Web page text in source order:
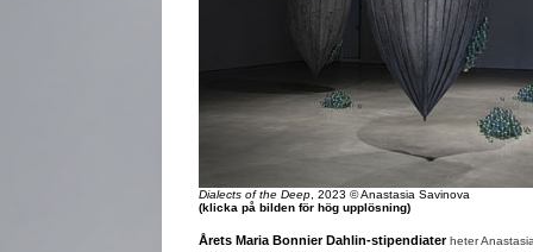
Dialects of the Deep, 2023 © Anastasia Savinova
(klicka på bilden för hög upplösning)
Årets Maria Bonnier Dahlin-stipendiaterheter